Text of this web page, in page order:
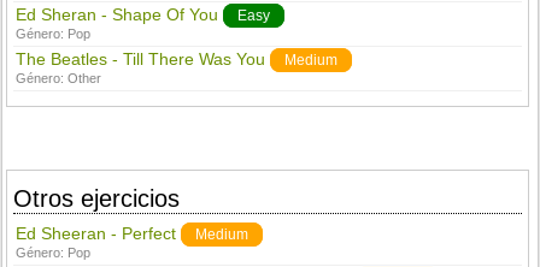
Ed Sheran - Shape Of You Easy
Género: Pop
The Beatles - Till There Was You Medium
Género:Other
Otros ejercicios
Ed Sheeran - Perfect Medium
Género: Pop